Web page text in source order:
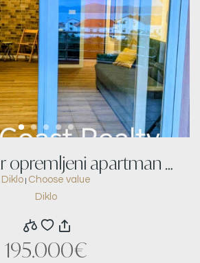
opremljeni apartman s
na more
Diklo Choose value
Diklo
195.000€